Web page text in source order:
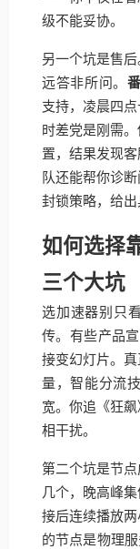
级不能妥协。
另一个坑是售
远答非所问。
支持，凌晨四
时差党是刚需
置，结果发现
队还能帮你诊
封锁策略，给出
如何选择
三个大坑
选加速器别只
传。有些产品
接变幻灯片。
量，智能分流
宽。你追《狂
相干扰。
第二个坑是节
几个，晚高峰
接后连续播放两
的节点是物理